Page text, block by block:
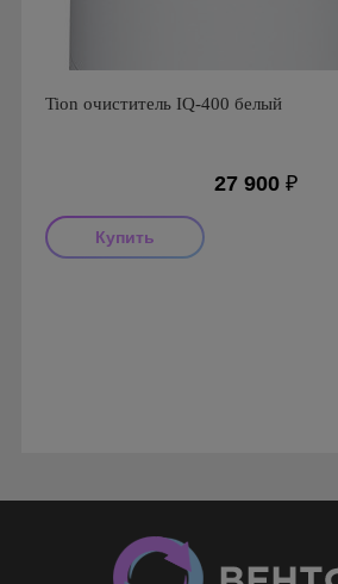
Tion очиститель IQ-400 белый
27 900 ₽